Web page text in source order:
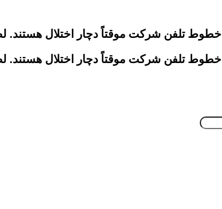
خطوط تلفن شرکت موقتاً دچار اختلال هستند. لطفاً برای
خطوط تلفن شرکت موقتاً دچار اختلال هستند. لطفاً برای